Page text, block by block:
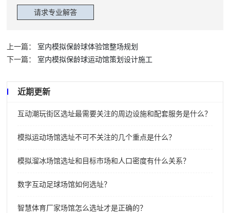
上一篇：
室内模拟保龄球体验馆整场规划
下一篇：
室内模拟保龄球运动馆策划设计施工
近期更新
互动潮玩街区选址最需要关注的周边设施和配套服务是什么？
模拟运动场馆选址不可不关注的几个重点是什么？
模拟溜冰场馆选址和目标市场和人口密度有什么关系？
数字互动足球场馆如何选址？
智慧体育厂家场馆怎么选址才是正确的？